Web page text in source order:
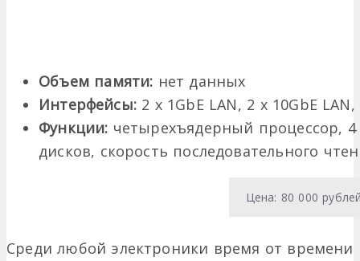
Объем памяти: нет данных
Интерфейсы:2 x 1GbE LAN, 2 x 10GbE LAN,
Функции: четырехъядерный процессор,
дисков, скорость последовательного
Цена: 80 000
Среди любой электроники время от